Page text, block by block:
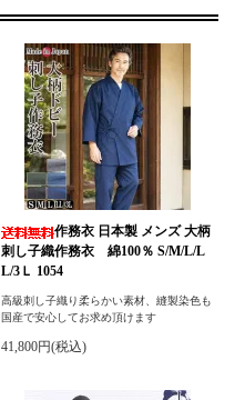
作務衣 日本製 メンズ 大柄
刺し子織作務衣 綿100％ S/M/L/L
L/3Ｌ 1054
高級刺し子織り柔らかい素材、縫製染色も
国産で安心してお求め頂けます
41,800円(税込)